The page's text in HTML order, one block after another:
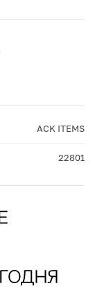
ACK ITEMS
22801